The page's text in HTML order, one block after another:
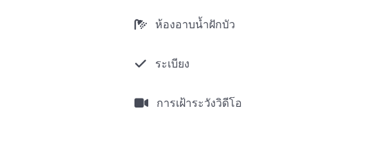
ด้วยกระเบื้องโมเสคสีฟ้าแบบไทย
ฟเรสซิเดนซ์ชบาได้รับโลกทั้งโลกของสิทธิพิเศษที่ไม่มีใคร:
ษและส่วนลดของบริษัทบันยันกรุ๊ปทั่วโลก
ห้องอาบน้ำฝักบัว
ระเบียง
การเฝ้าระวังวิดีโอ